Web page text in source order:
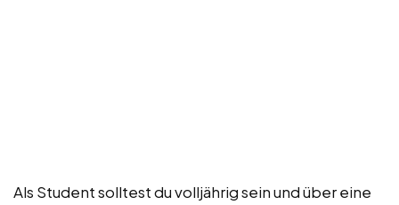
Als Student solltest du volljährig sein und über eine